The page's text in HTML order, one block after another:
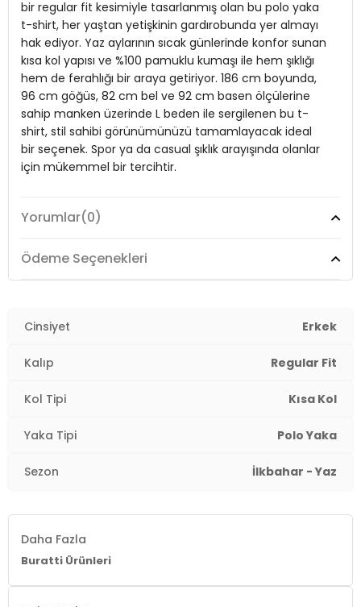
Kol Tipi:Kısa Kol
Kalıp Bilgisi:Regular Fit
Manken Bedeni:
Boy : 186 cm / Göğüs : 96 cm / Bel : 82 cm /
Basen : 92 cm / Beden : L
Yaş Grubu:Yetişkin
Menşei:Türkiye
3DY15902141.10
bir regular fit kesimiyle tasarlanmış olan bu polo yaka
t-shirt, her yaştan yetişkinin gardırobunda yer almayı
hak ediyor. Yaz aylarının sıcak günlerinde konfor sunan
kısa kol yapısı ve %100 pamuklu kumaşı ile hem şıklığı
hem de ferahlığı bir araya getiriyor. 186 cm boyunda,
96 cm göğüs, 82 cm bel ve 92 cm basen ölçülerine
sahip manken üzerinde L beden ile sergilenen bu t-
shirt, stil sahibi görünümünüzü tamamlayacak ideal
bir seçenek. Spor ya da casual şıklık arayışında olanlar
için mükemmel bir tercihtir.
Model:Polo
Mevsim:İlkbahar/Yaz
Kol Tipi:
Kalıp Bilgisi:
Manken Bedeni:
Boy : 186 cm / Göğüs : 96 cm / Bel :
Yorumlar(0)
Ödeme Seçenekleri
Cinsiyet Erkek
Kalıp Regular Fit
Kol Tipi Kısa Kol
Yaka Tipi Polo Yaka
Sezon İlkbahar - Yaz
Daha Fazla
Buratti Ürünleri